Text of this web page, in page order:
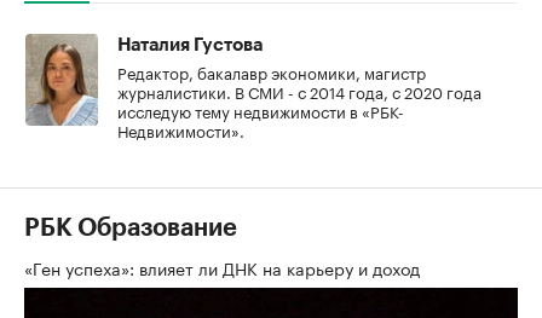
Наталия Густова
Редактор, бакалавр экономики, магистр
журналистики. В СМИ - с 2014 года, с 2020 года
исследую тему недвижимости в «РБК-
Недвижимости».
РБК Образование
«Ген успеха»: влияет ли ДНК на карьеру и доход